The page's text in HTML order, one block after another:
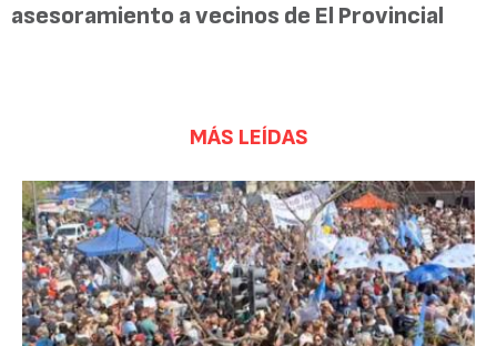
asesoramiento a vecinos de El Provincial
MÁS LEÍDAS